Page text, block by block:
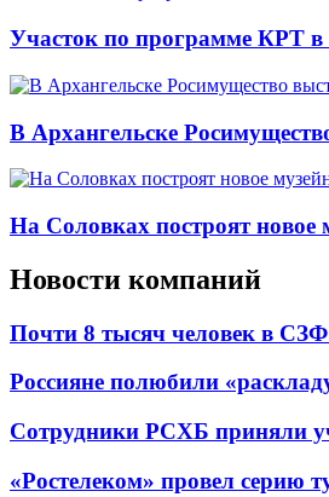
Участок по программе КРТ
В Архангельске
На Соловках построят новое
Новости компаний
Почти 8 тысяч человек в
Россияне полюбили
Сотрудники РСХБ приняли
«Ростелеком» провел серию